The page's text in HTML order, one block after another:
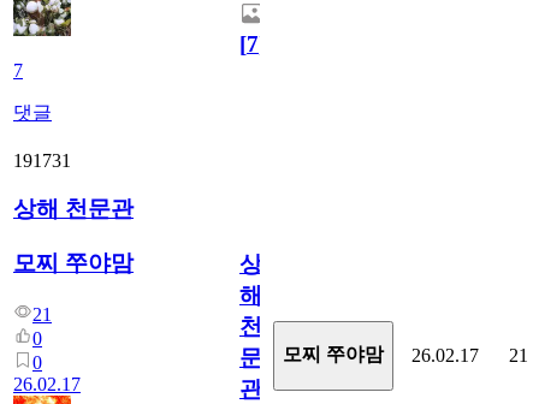
7
댓글
[7]
191731
상해 천문관
모찌 쭈야맘
21
0
0
26.02.17
상
해
천
문
관
모찌 쭈야맘 26.02.17 21